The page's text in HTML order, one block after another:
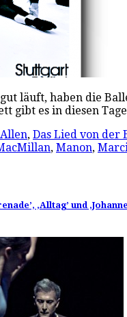
läuft, haben die
gibt es in diesen
, Das Lied von der
, Manon,
‚Alltag’ und